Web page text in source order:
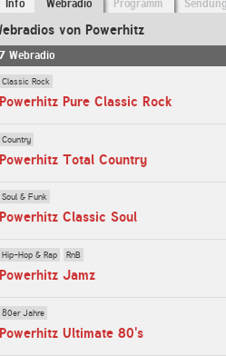
Info Webradio Programm
von Powerhitz
7 Webradio
Classic Rock
Powerhitz Pure Classic Rock
Country
Powerhitz Total Country
Soul & Funk
Powerhitz Classic Soul
Hip-Hop & Rap RnB
Powerhitz Jamz
80er Jahre
Powerhitz Ultimate 80's